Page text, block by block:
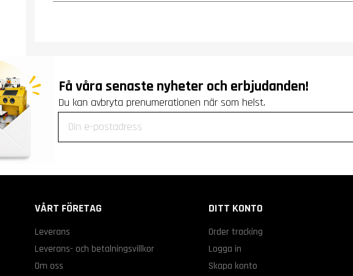
Få våra senaste nyheter och erbjudanden!
Du kan avbryta prenumerationen när som helst.
VÅRT FÖRETAG
Leverans
Leverans- och betalningsvillkor
Om oss
DITT KONTO
Order tracking
Logga in
Skapa konto